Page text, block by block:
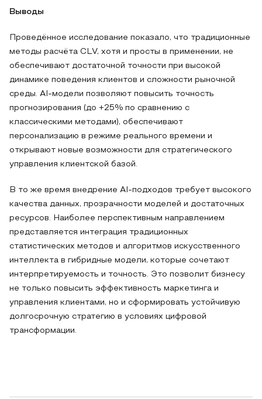
Выводы
Проведённое исследование показало, что традиционные
методы расчёта CLV, хотя и просты в применении, не
обеспечивают достаточной точности при высокой
динамике поведения клиентов и сложности рыночной
среды. AI-модели позволяют повысить точность
прогнозирования (до +25% по сравнению с
классическими методами), обеспечивают
персонализацию в режиме реального времени и
открывают новые возможности для стратегического
управления клиентской базой.
В то же время внедрение AI-подходов требует высокого
качества данных, прозрачности моделей и достаточных
ресурсов. Наиболее перспективным направлением
представляется интеграция традиционных
статистических методов и алгоритмов искусственного
интеллекта в гибридные модели, которые сочетают
интерпретируемость и точность. Это позволит бизнесу
не только повысить эффективность маркетинга и
управления клиентами, но и сформировать устойчивую
долгосрочную стратегию в условиях цифровой
трансформации.